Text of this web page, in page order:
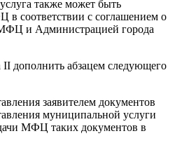
также может быть
в соответствии с соглашением о
и Администрацией города
II дополнить абзацем следующего
заявителем документов
муниципальной услуги
МФЦ таких документов в